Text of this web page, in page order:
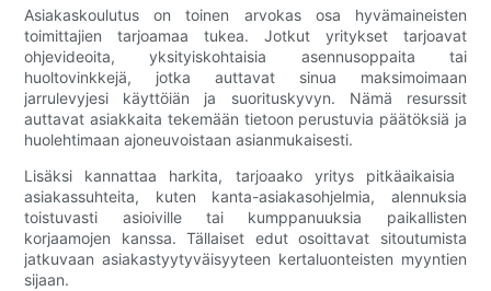
Asiakaskoulutus on toinen arvokas osa hyvämaineisten
toimittajien tarjoamaa tukea. Jotkut yritykset tarjoavat
ohjevideoita, yksityiskohtaisia ​​asennusoppaita tai
huoltovinkkejä, jotka auttavat sinua maksimoimaan
jarrulevyjesi käyttöiän ja suorituskyvyn. Nämä resurssit
auttavat asiakkaita tekemään tietoon perustuvia päätöksiä ja
huolehtimaan ajoneuvoistaan ​​asianmukaisesti.
Lisäksi kannattaa harkita, tarjoaako yritys pitkäaikaisia ​​
asiakassuhteita, kuten kanta-asiakasohjelmia, alennuksia
toistuvasti asioiville tai kumppanuuksia paikallisten
korjaamojen kanssa. Tällaiset edut osoittavat sitoutumista
jatkuvaan asiakastyytyväisyyteen kertaluonteisten myyntien
sijaan.